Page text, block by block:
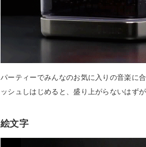
パーティーでみんなのお気に入りの音楽に
ッシュしはじめると、盛り上がらないはず
絵文字